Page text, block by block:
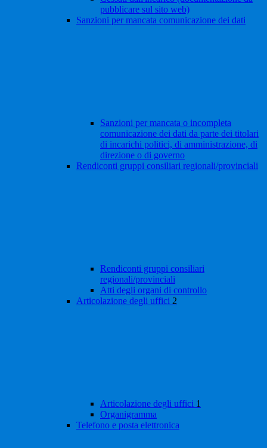
pubblicare sul sito web)
Sanzioni per mancata comunicazione dei dati
Sanzioni per mancata o incompleta
comunicazione dei dati da parte dei titolari
di incarichi politici, di amministrazione, di
direzione o di governo
Rendiconti gruppi consiliari regionali/provinciali
Rendiconti gruppi consiliari
regionali/provinciali
Atti degli organi di controllo
Articolazione degli uffici 2
Articolazione degli uffici 1
Organigramma
Telefono e posta elettronica